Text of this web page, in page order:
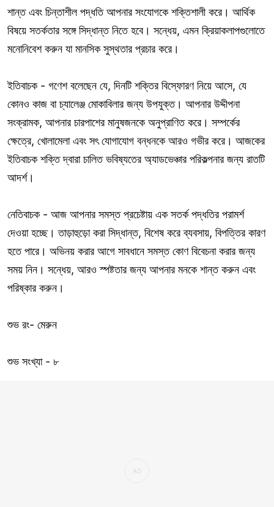
শান্ত এবং চিন্তাশীল পদ্ধতি আপনার সংযোগকে শক্তিশালী করে। আর্থিক
বিষয়ে সতর্কতার সঙ্গে সিদ্ধান্ত নিতে হবে। সন্ধেয়, এমন ক্রিয়াকলাপগুলোতে
মনোনিবেশ করুন যা মানসিক সুস্থতার প্রচার করে।
ইতিবাচক - গণেশ বলেছেন যে, দিনটি শক্তির বিস্ফোরণ নিয়ে আসে, যে
কোনও কাজ বা চ্যালেঞ্জ মোকাবিলার জন্য উপযুক্ত। আপনার উদ্দীপনা
সংক্রামক, আপনার চারপাশের মানুষজনকে অনুপ্রাণিত করে। সম্পর্কের
ক্ষেত্রে, খোলামেলা এবং সৎ যোগাযোগ বন্ধনকে আরও গভীর করে। আজকের
ইতিবাচক শক্তি দ্বারা চালিত ভবিষ্যতের অ্যাডভেঞ্চার পরিকল্পনার জন্য রাতটি
আদর্শ।
নেতিবাচক - আজ আপনার সমস্ত প্রচেষ্টায় এক সতর্ক পদ্ধতির পরামর্শ
দেওয়া হচ্ছে। তাড়াহুড়ো করা সিদ্ধান্ত, বিশেষ করে ব্যবসায়, বিপত্তির কারণ
হতে পারে। অভিনয় করার আগে সাবধানে সমস্ত কোণ বিবেচনা করার জন্য
সময় নিন। সন্ধেয়, আরও স্পষ্টতার জন্য আপনার মনকে শান্ত করুন এবং
পরিষ্কার করুন।
শুভ রং- মেরুন
শুভ সংখ্যা - ৮